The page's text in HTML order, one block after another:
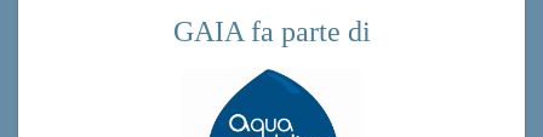
GAIA fa parte di